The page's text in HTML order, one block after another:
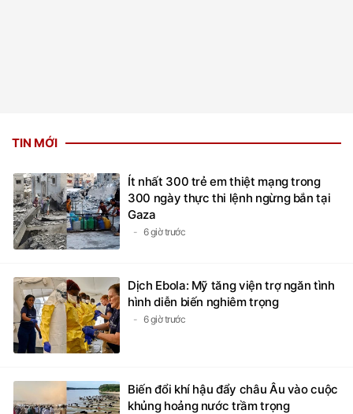
TIN MỚI
Ít nhất 300 trẻ em thiệt mạng trong
300 ngày thực thi lệnh ngừng bắn tại
Gaza
6 giờ trước
Dịch Ebola: Mỹ tăng viện trợ ngăn tình
hình diễn biến nghiêm trọng
6 giờ trước
Biến đổi khí hậu đẩy châu Âu vào cuộc
khủng hoảng nước trầm trọng